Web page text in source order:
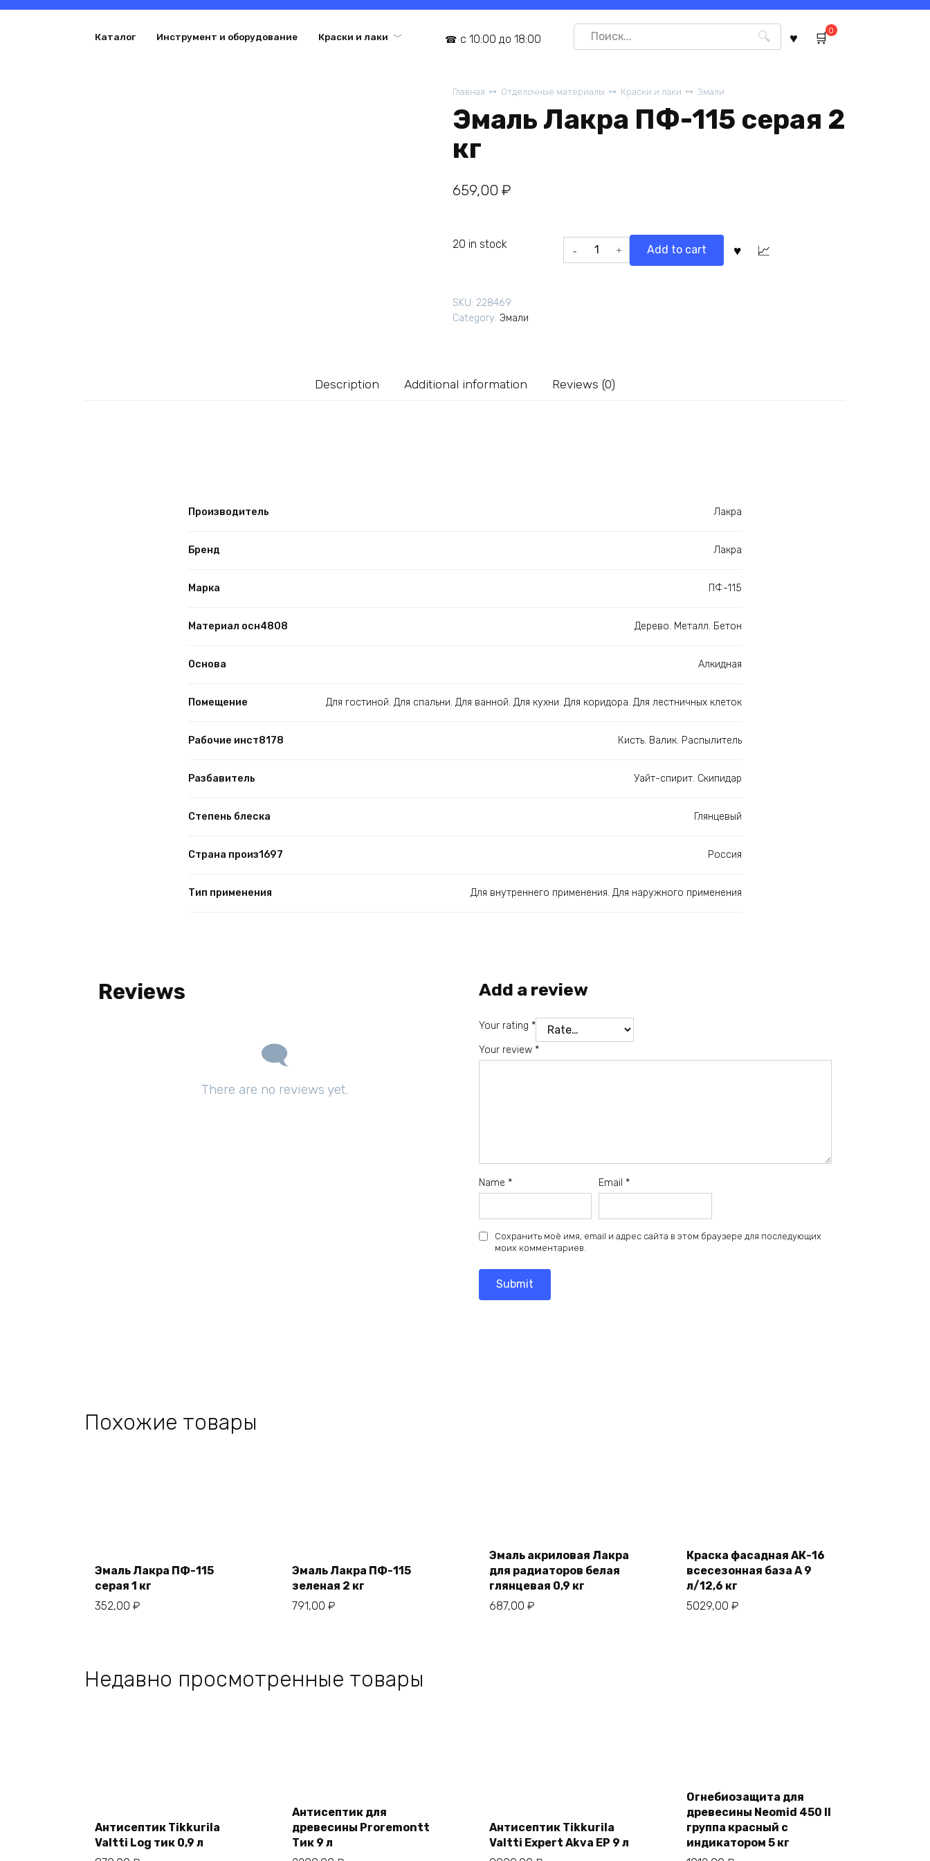
Перейти
Каталог Инструмент и оборудование Краски и лаки с 10:00 до 18:00
Search
for:
0
Главная Отделочные материалы Краски и лаки Эмали
Эмаль Лакра ПФ-115 серая 2
кг
659,00 ₽
20 in stock
Лакра
Add to cart
SKU: 228469
Category: Эмали
Description Additional information Reviews (0)
Производитель Лакра
Бренд Лакра
Марка ПФ-115
Материал осн4808 Дерево. Металл. Бетон
Основа Алкидная
Помещение Для гостиной. Для спальни. Для ванной. Для кухни. Для коридора. Для лестничных клеток
Рабочие инст8178 Кисть. Валик. Распылитель
Разбавитель Уайт-спирит. Скипидар
Степень блеска Глянцевый
Страна произ1697 Россия
Тип применения Для внутреннего применения. Для наружного применения
Reviews
There are no reviews yet.
Add a review
Your rating *
Your review *
Name * Email *
Сохранить моё имя, email и адрес сайта в этом браузере для последующих
моих комментариев.
Похожие товары
Эмаль Лакра ПФ-115
серая 1 кг
352,00 ₽
Эмаль Лакра ПФ-115
зеленая 2 кг
791,00 ₽
cart
Эмаль акриловая Лакра
для радиаторов белая
глянцевая 0,9 кг
687,00 ₽
cart
Краска фасадная АК-16
всесезонная база А 9
л/12,6 кг
5029,00 ₽
Недавно просмотренные товары
Антисептик Tikkurila
Valtti Log тик 0,9 л
cart
Антисептик для
древесины Proremontt
Тик 9 л
Антисептик Tikkurila
Valtti Expert Akva EP 9 л
cart
Огнебиозащита для
древесины Neomid 450 II
группа красный с
индикатором 5 кг